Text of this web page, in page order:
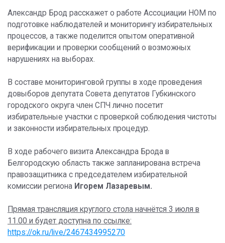
Александр Брод расскажет о работе Ассоциации НОМ по
подготовке наблюдателей и мониторингу избирательных
процессов, а также поделится опытом оперативной
верификации и проверки сообщений о возможных
нарушениях на выборах.
В составе мониторинговой группы в ходе проведения
довыборов депутата Совета депутатов Губкинского
городского округа член СПЧ лично посетит
избирательные участки с проверкой соблюдения чистоты
и законности избирательных процедур.
В ходе рабочего визита Александра Брода в
Белгородскую область также запланирована встреча
правозащитника с председателем избирательной
комиссии региона Игорем Лазаревым.
Прямая трансляция круглого стола начнётся 3 июля в
11.00 и будет доступна по ссылке:
https://ok.ru/live/2467434995270